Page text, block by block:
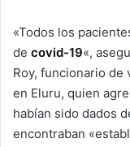
«Todos los
de covid-19«,
Roy, funcionario de
en Eluru, quien
habían sido dados
encontraban